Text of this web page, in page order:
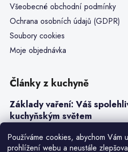
Používáme cookies, abychom Vám
prohlížení webu a neustále
Všeobecné obchodní podmínky
Ochrana osobních údajů (GDPR)
Soubory cookies
Moje objednávka
Články z kuchyně
Základy vaření: Váš
kuchyňským světem
Steaky a sous-vide vaření